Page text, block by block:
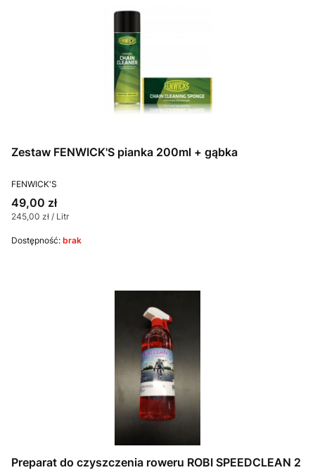
Zestaw FENWICK'S pianka 200ml + gąbka
PRODUCENT
FENWICK'S
Cena
49,00 zł
Cena jednostkowa
245,00 zł / Litr
Dostępność: brak
Preparat do czyszczenia roweru ROBI SPEEDCLEAN 2